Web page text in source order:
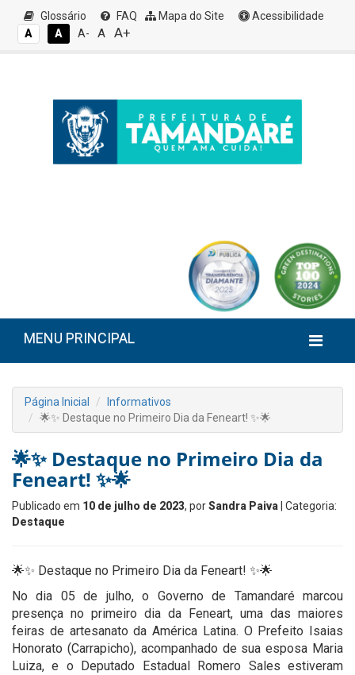
Glossário FAQ Mapa do Site
Acessibilidade
A
A A- A A+
MENU PRINCIPAL
Página Inicial
Informativos
🌟✨ Destaque no Primeiro Dia da Feneart! ✨🌟
🌟✨ Destaque no Primeiro Dia da
Feneart! ✨🌟
Publicado em 10 de julho de 2023, porSandra Paiva | Categoria:
Destaque
🌟✨ Destaque no Primeiro Dia da Feneart! ✨🌟
No dia 05 de julho, o Governo de Tamandaré marcou
presença no primeiro dia da Feneart, uma das maiores
feiras de artesanato da América Latina. O Prefeito Isaias
Honorato (Carrapicho), acompanhado de sua esposa Maria
Luiza, e o Deputado Estadual Romero Sales estiveram